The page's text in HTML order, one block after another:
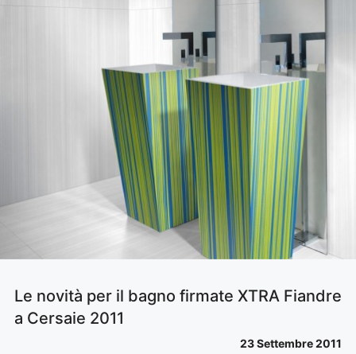
Le novità per il bagno firmate XTRA Fiandre
a Cersaie 2011
23 Settembre 2011